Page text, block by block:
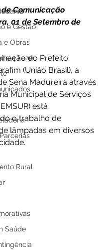
e Gestão
e Obras
e Lazer
Rural
Saúde
de Comunicação
01 de Setembro de
do Prefeito
(União Brasil), a
Sena Madureira através
Municipal de Serviços
está
o trabalho de
lâmpadas em diversos